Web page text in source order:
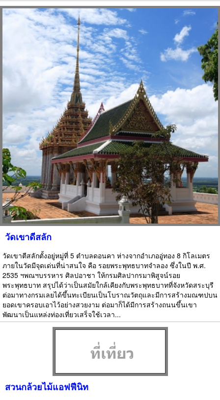
วัดเขาดีสลัก
วัดเขาตีสลักตั้งอยู่หมู่ที่ 5 ตำบลดอนคา ห่างจากอำเภออู่ทอง 8 กิโลเมตร
ภายในวัดมีจุดเด่นที่น่าสนใจ คือ รอยพระพุทธบาทจำลอง ซึ่งในปี พ.ศ.
2535 ฯพณฯบรรหาร ศิลปอาชา ให้กรมศิลปากรมาพิสูจน์รอย
พระพุทธบาท สรุปได้ว่าเป็นสมัยใกล้เคียงกับพระพุทธบาทที่จังหวัดสระบุรี
ต่อมาทางกรมเลยได้ขึ้นทะเบียนเป็นโบราณวัตถุและมีการสร้างมณฑปบน
ยอดเขาครอบเอาไว้อย่างสวยงาม ต่อมาก็ได้มีการสร้างถนนขึ้นเขา
พัฒนาเป็นแหล่งท่องเที่ยวเสร็จใช้เวลา...
สวนกล้วยไม้แอฟฟีนิท